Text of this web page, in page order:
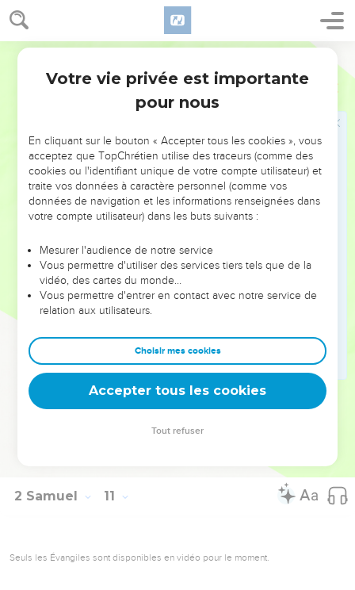
2 Samuel 10
9
וַיַּ֣רְא יוֹאָ֗ב כִּֽי־הָיְתָ֤ה אֵלָיו֙ פְּנֵ֣י הַמִּלְחָמָ֔ה מִפָּנִ֖ים וּמֵֽאָח֑וֹר וַיִּבְחַ֗ר מִכֹּל֙
בְּחוּרֵ֣י *בישראל **יִשְׂרָאֵ֔ל וַֽיַּעֲרֹ֖ךְ לִקְרַ֥את אֲרָֽם׃
11
וַיֹּ֗אמֶר אִם־תֶּחֱזַ֤ק אֲרָם֙ מִמֶּ֔נִּי וְהָיִ֥תָה לִּ֖י לִֽישׁוּעָ֑ה וְאִם־בְּנֵ֤י עַמּוֹן֙ יֶחֱזְק֣וּ
12
וַיִּגַּ֣שׁ יוֹאָ֗ב וְהָעָם֙ אֲשֶׁ֣ר עִמּ֔וֹ לַמִּלְחָמָ֖ה בַּֽאֲרָ֑ם וַיָּנֻ֖סוּ מִפָּנָֽיו׃
וּבְנֵ֨י עַמּ֤וֹן רָאוּ֙ כִּי־נָ֣ס אֲרָ֔ם וַיָּנֻ֙סוּ֙ מִפְּנֵ֣י אֲבִישַׁ֔י וַיָּבֹ֖אוּ הָעִ֑יר וַיָּ֣שָׁב יוֹאָ֗ב
מֵעַל֙ בְּנֵ֣י עַמּ֔וֹן וַיָּבֹ֖א יְרוּשָׁלִָֽם׃
וַיַּ֣רְא אֲרָ֔ם כִּ֥י נִגַּ֖ף לִפְנֵ֣י יִשְׂרָאֵ֑ל וַיֵּאָסְפ֖וּ יָֽחַד׃
וַיִּשְׁלַ֣ח הֲדַדְעֶ֗זֶר וַיֹּצֵ֤א אֶת־אֲרָם֙ אֲשֶׁר֙ מֵעֵ֣בֶר הַנָּהָ֔ר וַיָּבֹ֖אוּ חֵילָ֑ם
וְשׁוֹבַ֛ךְ שַׂר־צְבָ֥א הֲדַדְעֶ֖זֶר לִפְנֵיהֶֽם׃
וַיֻּגַּ֣ד לְדָוִ֗ד סוַיֶּאֱסֹ֤ף אֶת־כָּל־יִשְׂרָאֵל֙ וַיַּעֲבֹ֣ר אֶת־הַיַּרְדֵּ֔ן וַיָּבֹ֖א חֵלָ֑אמָה
וַיַּעַרְכ֤וּ אֲרָם֙ לִקְרַ֣את דָּוִ֔ד וַיִּלָּחֲמ֖וּ עִמּֽוֹ׃
וְאַרְבָּעִ֥ים אֶ֖לֶף פָּרָשִׁ֑ים וְאֵ֨ת שׁוֹבַ֧ךְ שַׂר־צְבָא֛וֹ הִכָּ֖ה וַיָּ֥מָת שָֽׁם׃
וַיִּרְא֨וּ כָֽל־הַמְּלָכִ֜ים עַבְדֵ֣י הֲדַדְעֶ֗זֶר כִּ֤י נִגְּפוּ֙ לִפְנֵ֣י יִשְׂרָאֵ֔ל וַיַּשְׁלִ֥מוּ
אֶת־יִשְׂרָאֵ֖ל וַיַּֽעַבְד֑וּם וַיִּֽרְא֣וּ אֲרָ֔ם לְהוֹשִׁ֥יעַ ע֖וֹד אֶת־בְּנֵ֥י עַמּֽוֹן׃
Hébreu : © Westminster Leningrad Codex - tanach.us --- Grec : © 2010 by the
2 Samuel 11
Seuls les Évangiles sont disponibles en vidéo pour le moment.
Votre vie privée est importante
pour nous
En cliquant sur le bouton « Accepter tous les cookies », vous
acceptez que TopChrétien utilise des traceurs (comme des
cookies ou l'identifiant unique de votre compte utilisateur) et
traite vos données à caractère personnel (comme vos
données de navigation et les informations renseignées dans
votre compte utilisateur) dans les buts suivants :
Mesurer l'audience de notre service
Vous permettre d'utiliser des services tiers tels que de la
vidéo, des cartes du monde…
Vous permettre d'entrer en contact avec notre service de
relation aux utilisateurs.
Choisir mes cookies
Accepter tous les cookies
Tout refuser